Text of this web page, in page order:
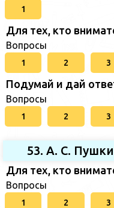
1
Для тех, кто
Вопросы
1 2 3
Подумай и дай
Вопросы
1 2 3
53. А. С.
Для тех, кто
Вопросы
1 2 3